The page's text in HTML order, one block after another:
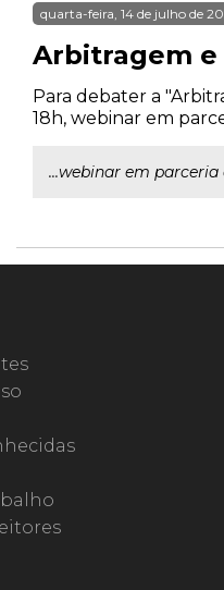
quarta-feira, 14 de julho de
Arbitragem
Para debater a
18h, webinar em
...webinar em parceria